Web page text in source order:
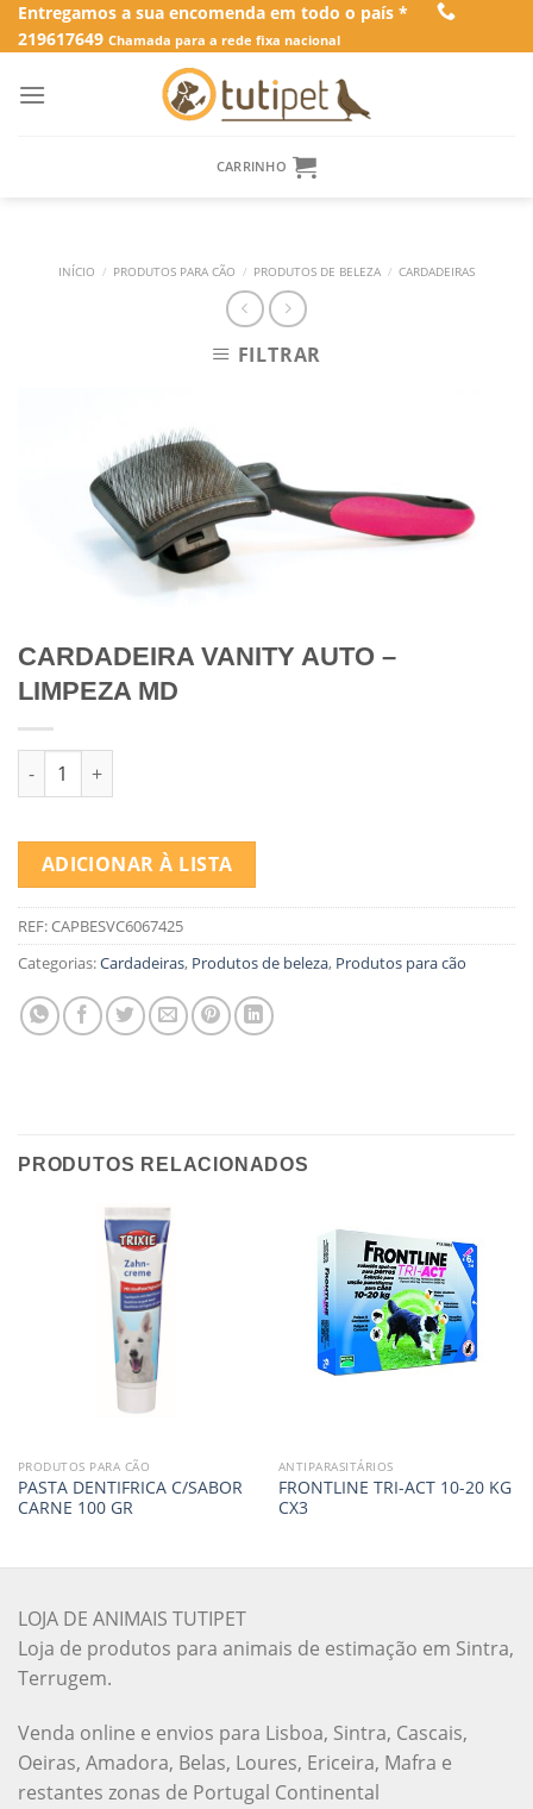
SkipEntregamos a sua encomenda em todo o país *
219617649 Chamada para a rede fixa nacional
CARRINHO
INÍCIO / PRODUTOS PARA CÃO / PRODUTOS DE BELEZA / CARDADEIRAS
FILTRAR
CARDADEIRA VANITY AUTO –
LIMPEZA MD
Quantidade de CARDADEIRA VANITY AUTO - LIMPEZA MD
ADICIONAR À LISTA
REF:CAPBESVC6067425
Categorias:Cardadeiras, Produtos de beleza, Produtos para cão
PRODUTOS RELACIONADOS
PRODUTOS PARA CÃO
PASTA DENTIFRICA C/SABOR
CARNE 100 GR
ANTIPARASITÁRIOS
FRONTLINE TRI-ACT 10-20 KG
CX3
LOJA DE ANIMAIS TUTIPET
Loja de produtos para animais de estimação em Sintra,
Terrugem.
Venda online e envios para Lisboa, Sintra, Cascais,
Oeiras, Amadora, Belas, Loures, Ericeira, Mafra e
restantes zonas de Portugal Continental